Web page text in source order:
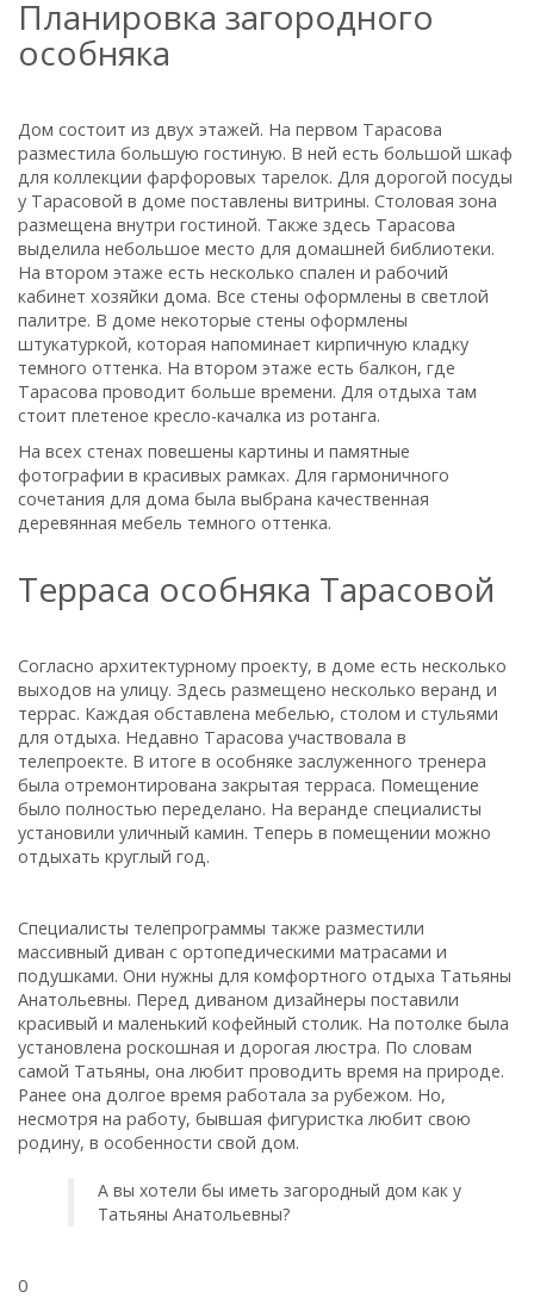
Планировка загородного
особняка
Дом состоит из двух этажей. На первом Тарасова
разместила большую гостиную. В ней есть большой шкаф
для коллекции фарфоровых тарелок. Для дорогой посуды
у Тарасовой в доме поставлены витрины. Столовая зона
размещена внутри гостиной. Также здесь Тарасова
выделила небольшое место для домашней библиотеки.
На втором этаже есть несколько спален и рабочий
кабинет хозяйки дома. Все стены оформлены в светлой
палитре. В доме некоторые стены оформлены
штукатуркой, которая напоминает кирпичную кладку
темного оттенка. На втором этаже есть балкон, где
Тарасова проводит больше времени. Для отдыха там
стоит плетеное кресло-качалка из ротанга.
На всех стенах повешены картины и памятные
фотографии в красивых рамках. Для гармоничного
сочетания для дома была выбрана качественная
деревянная мебель темного оттенка.
Терраса особняка Тарасовой
Согласно архитектурному проекту, в доме есть несколько
выходов на улицу. Здесь размещено несколько веранд и
террас. Каждая обставлена мебелью, столом и стульями
для отдыха. Недавно Тарасова участвовала в
телепроекте. В итоге в особняке заслуженного тренера
была отремонтирована закрытая терраса. Помещение
было полностью переделано. На веранде специалисты
установили уличный камин. Теперь в помещении можно
отдыхать круглый год.
Специалисты телепрограммы также разместили
массивный диван с ортопедическими матрасами и
подушками. Они нужны для комфортного отдыха Татьяны
Анатольевны. Перед диваном дизайнеры поставили
красивый и маленький кофейный столик. На потолке была
установлена роскошная и дорогая люстра. По словам
самой Татьяны, она любит проводить время на природе.
Ранее она долгое время работала за рубежом. Но,
несмотря на работу, бывшая фигуристка любит свою
родину, в особенности свой дом.
А вы хотели бы иметь загородный дом как у
Татьяны Анатольевны?
0